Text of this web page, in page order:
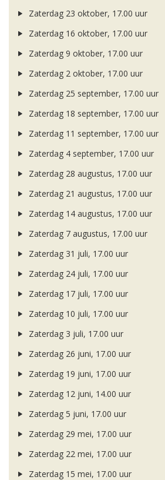
Zaterdag 23 oktober, 17.00 uur
Zaterdag 16 oktober, 17.00 uur
Zaterdag 9 oktober, 17.00 uur
Zaterdag 2 oktober, 17.00 uur
Zaterdag 25 september, 17.00 uur
Zaterdag 18 september, 17.00 uur
Zaterdag 11 september, 17.00 uur
Zaterdag 4 september, 17.00 uur
Zaterdag 28 augustus, 17.00 uur
Zaterdag 21 augustus, 17.00 uur
Zaterdag 14 augustus, 17.00 uur
Zaterdag 7 augustus, 17.00 uur
Zaterdag 31 juli, 17.00 uur
Zaterdag 24 juli, 17.00 uur
Zaterdag 17 juli, 17.00 uur
Zaterdag 10 juli, 17.00 uur
Zaterdag 3 juli, 17.00 uur
Zaterdag 26 juni, 17.00 uur
Zaterdag 19 juni, 17.00 uur
Zaterdag 12 juni, 14.00 uur
Zaterdag 5 juni, 17.00 uur
Zaterdag 29 mei, 17.00 uur
Zaterdag 22 mei, 17.00 uur
Zaterdag 15 mei, 17.00 uur